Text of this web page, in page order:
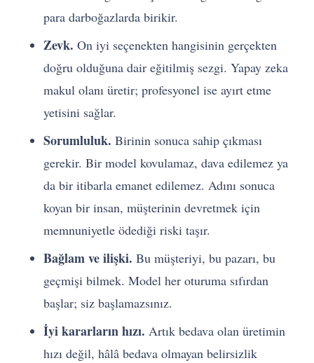
para darboğazlarda birikir.
Zevk. On iyi seçenekten hangisinin gerçekten
doğru olduğuna dair eğitilmiş sezgi. Yapay zeka
makul olanı üretir; profesyonel ise ayırt etme
yetisini sağlar.
Sorumluluk. Birinin sonuca sahip çıkması
gerekir. Bir model kovulamaz, dava edilemez ya
da bir itibarla emanet edilemez. Adını sonuca
koyan bir insan, müşterinin devretmek için
memnuniyetle ödediği riski taşır.
Bağlam ve ilişki. Bu müşteriyi, bu pazarı, bu
geçmişi bilmek. Model her oturuma sıfırdan
başlar; siz başlamazsınız.
İyi kararların hızı. Artık bedava olan üretimin
hızı değil, hâlâ bedava olmayan belirsizlik